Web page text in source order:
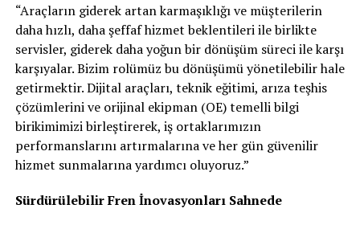
“Araçların giderek artan karmaşıklığı ve müşterilerin
daha hızlı, daha şeffaf hizmet beklentileri ile birlikte
servisler, giderek daha yoğun bir dönüşüm süreci ile karşı
karşıyalar. Bizim rolümüz bu dönüşümü yönetilebilir hale
getirmektir. Dijital araçları, teknik eğitimi, arıza teşhis
çözümlerini ve orijinal ekipman (OE) temelli bilgi
birikimimizi birleştirerek, iş ortaklarımızın
performanslarını artırmalarına ve her gün güvenilir
hizmet sunmalarına yardımcı oluyoruz.”
Sürdürülebilir Fren İnovasyonları Sahnede